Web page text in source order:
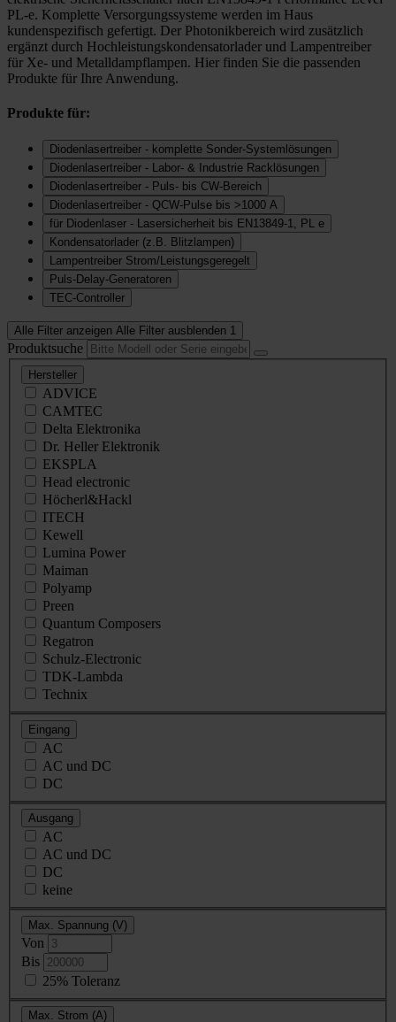
PL-e. Komplette Versorgungssysteme werden im Haus
kundenspezifisch gefertigt. Der Photonikbereich wird zusätzlich
ergänzt durch Hochleistungskondensatorlader und Lampentreiber
für Xe- und Metalldampflampen. Hier finden Sie die passenden
Produkte für Ihre Anwendung.
Produkte für:
Diodenlasertreiber - komplette Sonder-Systemlösungen
Diodenlasertreiber - Labor- & Industrie Racklösungen
Diodenlasertreiber - Puls- bis CW-Bereich
Diodenlasertreiber - QCW-Pulse bis >1000 A
für Diodenlaser - Lasersicherheit bis EN13849-1, PL e
Kondensatorlader (z.B. Blitzlampen)
Lampentreiber Strom/Leistungsgeregelt
Puls-Delay-Generatoren
TEC-Controller
Alle Filter anzeigen Alle Filter ausblenden 1
Produktsuche
Hersteller
ADVICE
CAMTEC
Delta Elektronika
Dr. Heller Elektronik
EKSPLA
Head electronic
Höcherl&Hackl
ITECH
Kewell
Lumina Power
Maiman
Polyamp
Preen
Quantum Composers
Regatron
Schulz-Electronic
TDK-Lambda
Technix
Eingang
AC
AC und DC
DC
Ausgang
AC
AC und DC
DC
keine
Max. Spannung (V)
Von
Bis
25% Toleranz
Max. Strom (A)